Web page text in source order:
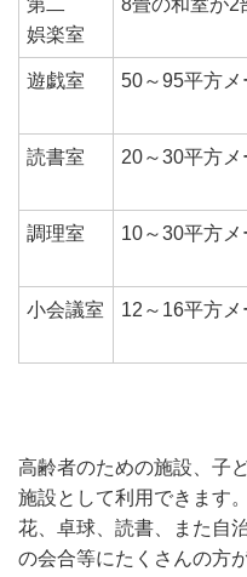
第二
娯楽室
8畳の和室が2
遊戯室 50～95平方メ
読書室 20～30平方メ
調理室 10～30平方メ
小会議室 12～16平方メ
高齢者のための施設、子
施設として利用できます
花、卓球、読書、また自
の会合等にたくさんの方